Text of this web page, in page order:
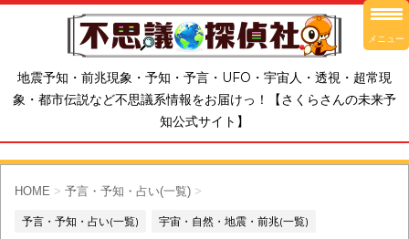
地震予知・前兆現象・予知・予言・UFO・宇宙人・透視・超常現
象・都市伝説など不思議系情報をお届けっ！【さくらさんの未来予
知公式サイト】
HOME > 予言・予知・占い(一覧) >
予言・予知・占い(一覧) 宇宙・自然・地震・前兆(一覧)
メニュー